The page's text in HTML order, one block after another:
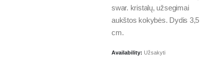
swar. kristalų, užsegimai
aukštos kokybės. Dydis 3,5
cm.
Availability: Užsakyti